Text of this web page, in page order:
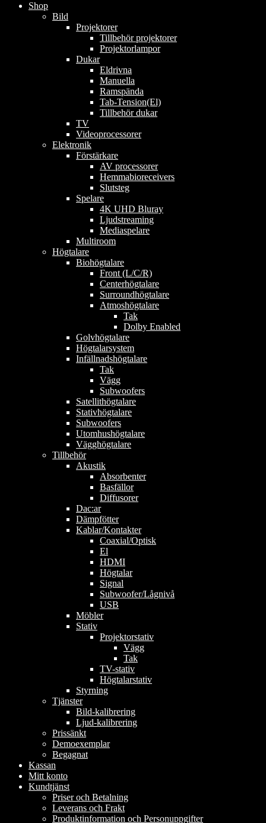
Shop
Bild
Projektorer
Tillbehör projektorer
Projektorlampor
Dukar
Eldrivna
Manuella
Ramspända
Tab-Tension(El)
Tillbehör dukar
TV
Videoprocessorer
Elektronik
Förstärkare
AV processorer
Hemmabioreceivers
Slutsteg
Spelare
4K UHD Bluray
Ljudstreaming
Mediaspelare
Multiroom
Högtalare
Biohögtalare
Front (L/C/R)
Centerhögtalare
Surroundhögtalare
Atmoshögtalare
Tak
Dolby Enabled
Golvhögtalare
Högtalarsystem
Infällnadshögtalare
Tak
Vägg
Subwoofers
Satellithögtalare
Stativhögtalare
Subwoofers
Utomhushögtalare
Vägghögtalare
Tillbehör
Akustik
Absorbenter
Basfällor
Diffusorer
Dac:ar
Dämpfötter
Kablar/Kontakter
Coaxial/Optisk
El
HDMI
Högtalar
Signal
Subwoofer/Lågnivå
USB
Möbler
Stativ
Projektorstativ
Vägg
Tak
TV-stativ
Högtalarstativ
Styrning
Tjänster
Bild-kalibrering
Ljud-kalibrering
Prissänkt
Demoexemplar
Begagnat
Kassan
Mitt konto
Kundtjänst
Priser och Betalning
Leverans och Frakt
Produktinformation och Personuppgifter